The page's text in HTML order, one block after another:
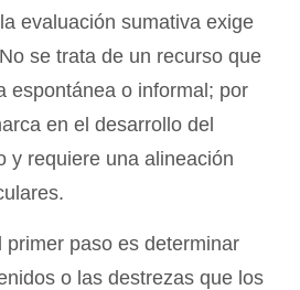
evaluación sumativa exige
se trata de un recurso que
espontánea o informal; por
en el desarrollo del
y requiere una alineación
primer paso es determinar
o las destrezas que los